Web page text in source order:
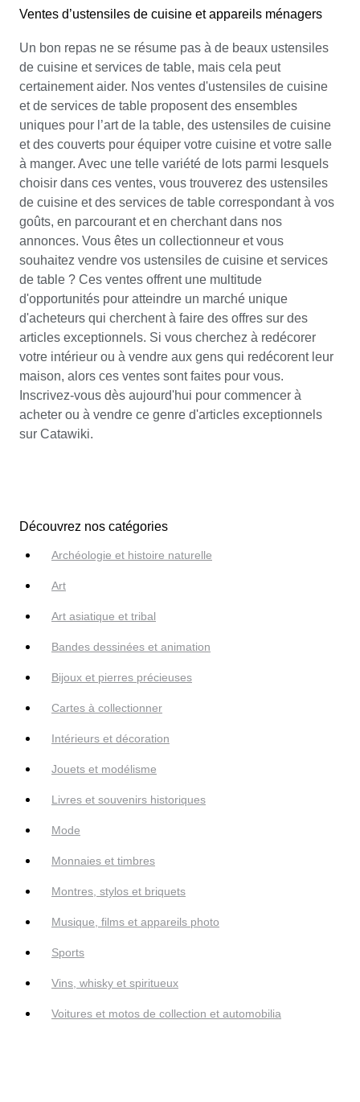
Ventes d’ustensiles de cuisine et appareils ménagers
Un bon repas ne se résume pas à de beaux ustensiles
de cuisine et services de table, mais cela peut
certainement aider. Nos ventes d'ustensiles de cuisine
et de services de table proposent des ensembles
uniques pour l’art de la table, des ustensiles de cuisine
et des couverts pour équiper votre cuisine et votre salle
à manger. Avec une telle variété de lots parmi lesquels
choisir dans ces ventes, vous trouverez des ustensiles
de cuisine et des services de table correspondant à vos
goûts, en parcourant et en cherchant dans nos
annonces. Vous êtes un collectionneur et vous
souhaitez vendre vos ustensiles de cuisine et services
de table ? Ces ventes offrent une multitude
d'opportunités pour atteindre un marché unique
d'acheteurs qui cherchent à faire des offres sur des
articles exceptionnels. Si vous cherchez à redécorer
votre intérieur ou à vendre aux gens qui redécorent leur
maison, alors ces ventes sont faites pour vous.
Inscrivez-vous dès aujourd'hui pour commencer à
acheter ou à vendre ce genre d'articles exceptionnels
sur Catawiki.
Découvrez nos catégories
Archéologie et histoire naturelle
Art
Art asiatique et tribal
Bandes dessinées et animation
Bijoux et pierres précieuses
Cartes à collectionner
Intérieurs et décoration
Jouets et modélisme
Livres et souvenirs historiques
Mode
Monnaies et timbres
Montres, stylos et briquets
Musique, films et appareils photo
Sports
Vins, whisky et spiritueux
Voitures et motos de collection et automobilia